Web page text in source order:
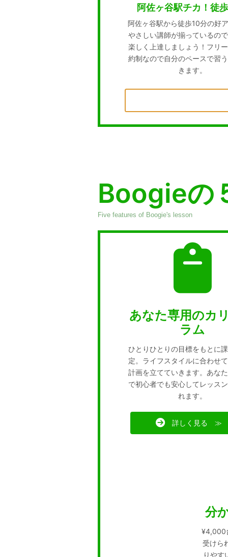
阿佐ヶ谷駅チカ！徒
阿佐ヶ谷駅から徒歩10分の好
やさしい講師が揃っているの
楽しく上達しましょう！フリ
約制なので自分のペースで習
きます。
Boogieの
Five features of Boogie's lesson
あなた専用のカ
ラム
ひとりひとりの目標をもとに
定。ライフスタイルに合わせ
計画を立てていきます。あな
で初心者でも安心してレッス
れます。
詳しく見る ≫
分
¥4,000
受けら
りやす